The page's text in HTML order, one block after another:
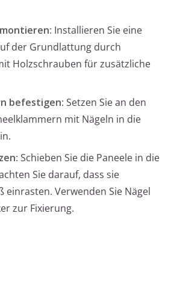
: Installieren Sie eine
der Grundlattung durch
Holzschrauben für zusätzliche
befestigen: Setzen Sie an den
mit Nägeln in die
: Schieben Sie die Paneele in die
Sie darauf, dass sie
einrasten. Verwenden Sie Nägel
zur Fixierung.